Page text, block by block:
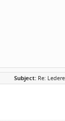
Subject: Re: